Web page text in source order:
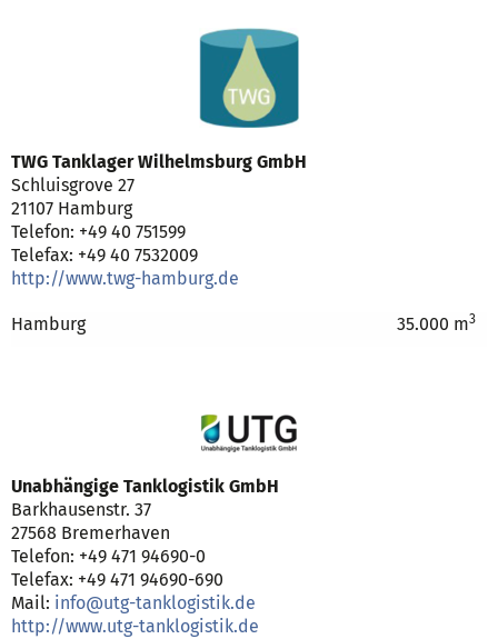
TWG Tanklager Wilhelmsburg GmbH
Schluisgrove 27
21107 Hamburg
Telefon: +49 40 751599
Telefax: +49 40 7532009
http://www.twg-hamburg.de
Hamburg 35.000 m3
Unabhängige Tanklogistik GmbH
Barkhausenstr. 37
27568 Bremerhaven
Telefon: +49 471 94690-0
Telefax: +49 471 94690-690
Mail: info@utg-tanklogistik.de
http://www.utg-tanklogistik.de